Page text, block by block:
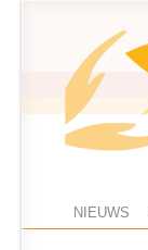
NIEUWS